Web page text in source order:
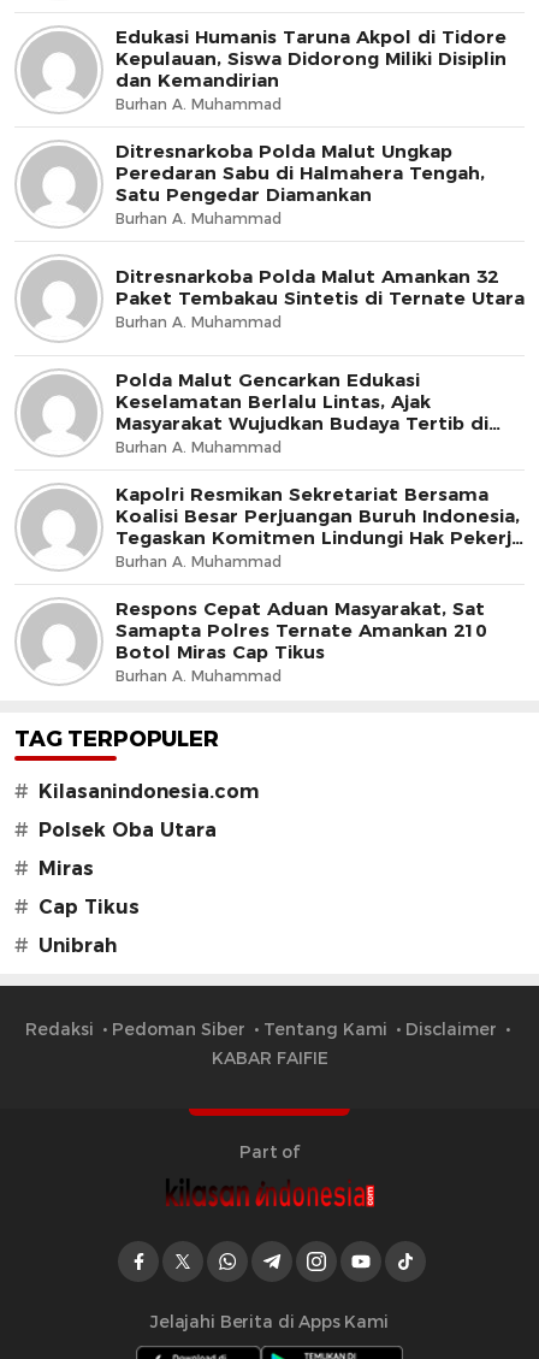
Edukasi Humanis Taruna Akpol di Tidore
Kepulauan, Siswa Didorong Miliki Disiplin
dan Kemandirian
Burhan A. Muhammad
Ditresnarkoba Polda Malut Ungkap
Peredaran Sabu di Halmahera Tengah,
Satu Pengedar Diamankan
Burhan A. Muhammad
Ditresnarkoba Polda Malut Amankan 32
Paket Tembakau Sintetis di Ternate Utara
Burhan A. Muhammad
Polda Malut Gencarkan Edukasi
Keselamatan Berlalu Lintas, Ajak
Masyarakat Wujudkan Budaya Tertib di
Jalan
Burhan A. Muhammad
Kapolri Resmikan Sekretariat Bersama
Koalisi Besar Perjuangan Buruh Indonesia,
Tegaskan Komitmen Lindungi Hak Pekerja
dan Jaga Iklim Investasi
Burhan A. Muhammad
Respons Cepat Aduan Masyarakat, Sat
Samapta Polres Ternate Amankan 210
Botol Miras Cap Tikus
Burhan A. Muhammad
TAG TERPOPULER
# Kilasanindonesia.com
# Polsek Oba Utara
# Miras
# Cap Tikus
# Unibrah
Redaksi Pedoman Siber Tentang Kami
Disclaimer
KABAR FAIFIE
Part of
Jelajahi Berita di Apps Kami